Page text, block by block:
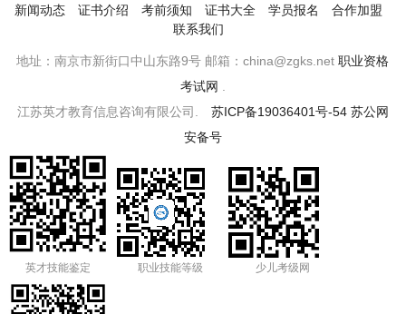
新闻动态 证书介绍 考前须知 证书大全 学员报名
合作加盟
联系我们
地址：南京市新街口中山东路9号 邮箱：china@zgks.net职业资格
考试网
江苏英才教育信息咨询有限公司. 苏ICP备19036401号-54 苏公网
安备号
英才技能鉴定 职业技能等级 少儿考级网